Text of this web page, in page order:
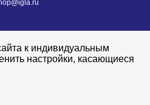
к индивидуальным
настройки, касающиеся